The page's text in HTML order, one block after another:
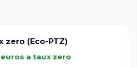
zero (Eco-PTZ)
a taux zero